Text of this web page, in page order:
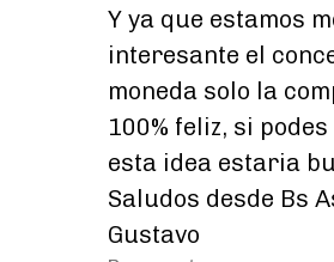
Y ya que estamos
interesante el
moneda solo la
100% feliz, si
esta idea estaria
Saludos desde Bs
Gustavo